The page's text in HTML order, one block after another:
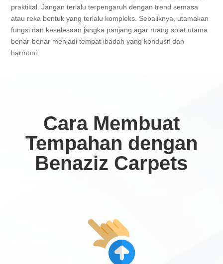
praktikal. Jangan terlalu terpengaruh dengan trend semasa
atau reka bentuk yang terlalu kompleks. Sebaliknya, utamakan
fungsi dan keselesaan jangka panjang agar ruang solat utama
benar-benar menjadi tempat ibadah yang kondusif dan
harmoni.
Cara Membuat
Tempahan dengan
Benaziz Carpets